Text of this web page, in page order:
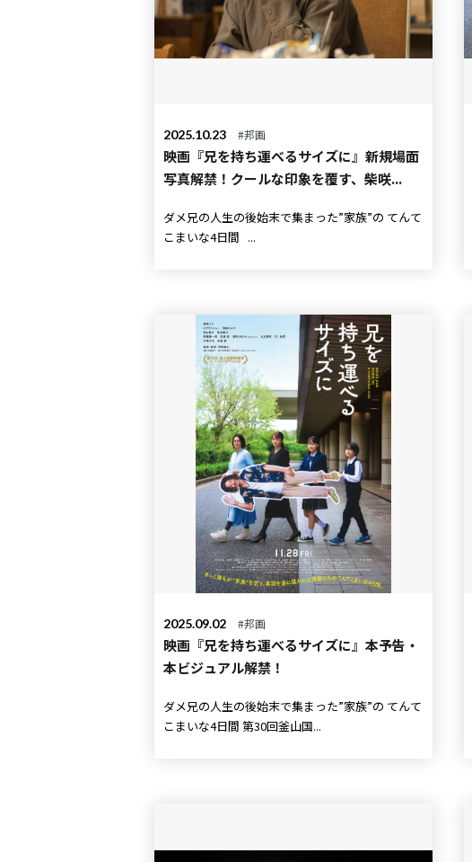
2025.10.23 #邦画
映画『兄を持ち運べるサイズに』新規場面
写真解禁！クールな印象を覆す、柴咲...
ダメ兄の人生の後始末で集まった”家族”の てんて
こまいな4日間 ...
2025.09.02 #邦画
映画『兄を持ち運べるサイズに』本予告・
本ビジュアル解禁！
ダメ兄の人生の後始末で集まった”家族”の てんて
こまいな4日間 第30回釜山国...